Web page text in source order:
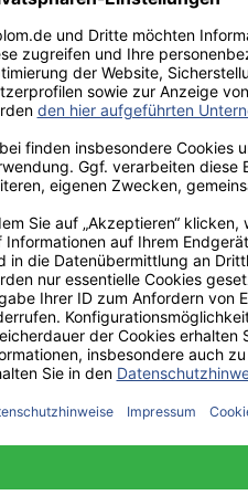
- bis zu 40%.
hochwertiges Fachbuch in
und machen Sie sich
unter +49(0)176-85996762
z.B. amazon erhältlich.